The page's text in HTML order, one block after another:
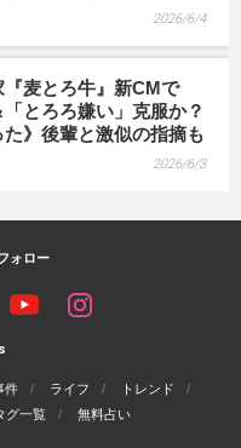
2026/6/4
麦とろ牛』新CMで
「とろろ嫌い」克服か？
た》後輩と激似の指摘も
2026/6/3
ォロー
件 ライフ
トレンド
グ一覧 無料占い